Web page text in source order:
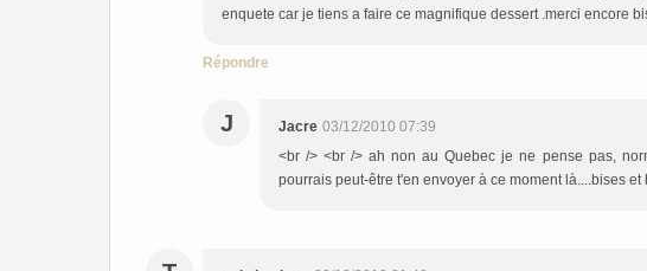
enquete car je tiens a faire ce magnifique dessert .merci encore
Répondre
J Jacre 03/12/2010 07:39
<br /> <br /> ah non au Quebec je ne pense pas,
pourrais peut-être t'en envoyer à ce moment là....bises